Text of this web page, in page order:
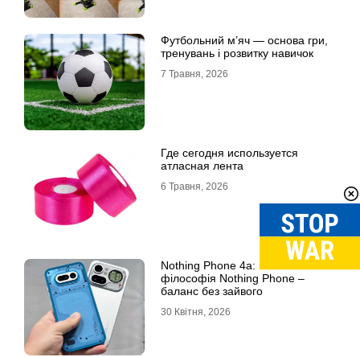
Футбольний м’яч — основа гри,
тренувань і розвитку навичок
7 Травня, 2026
Где сегодня используется
атласная лента
6 Травня, 2026
Nothing Phone 4a: нова
філософія Nothing Phone –
баланс без зайвого
30 Квітня, 2026